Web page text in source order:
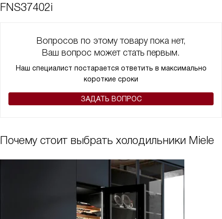
FNS37402i
Вопросов по этому товару пока нет,
Ваш вопрос может стать первым.
Наш специалист постарается ответить в максимально
короткие сроки
ЗАДАТЬ ВОПРОС
Почему стоит выбрать холодильники Miele